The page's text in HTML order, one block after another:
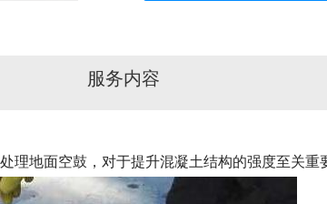
服务内容
理地面空鼓，对于提升混凝土结构的强度至关重